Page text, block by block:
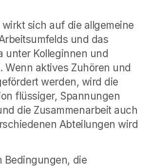
wirkt sich auf die allgemeine
und das
unter Kolleginnen und
Wenn aktives Zuhören und
werden, wird die
flüssiger, Spannungen
die Zusammenarbeit auch
Abteilungen wird
Bedingungen, die